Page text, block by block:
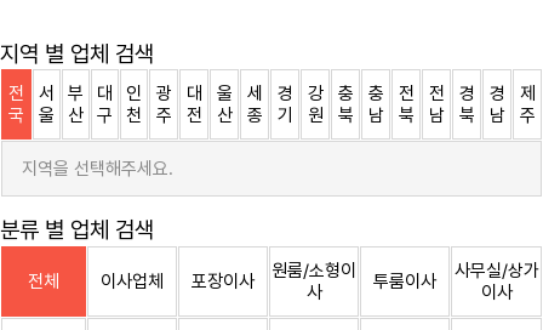
지역 별 업체 검색
전
국
서
울
부
산
대
구
인
천
광
주
대
전
울
산
세
종
경
기
강
원
충
북
충
남
전
북
전
남
경
북
경
남
제
주
지역을 선택해주세요.
분류 별 업체 검색
전체 이사업체 포장이사
원룸/소형이
사
투룸이사
사무실/상가
이사